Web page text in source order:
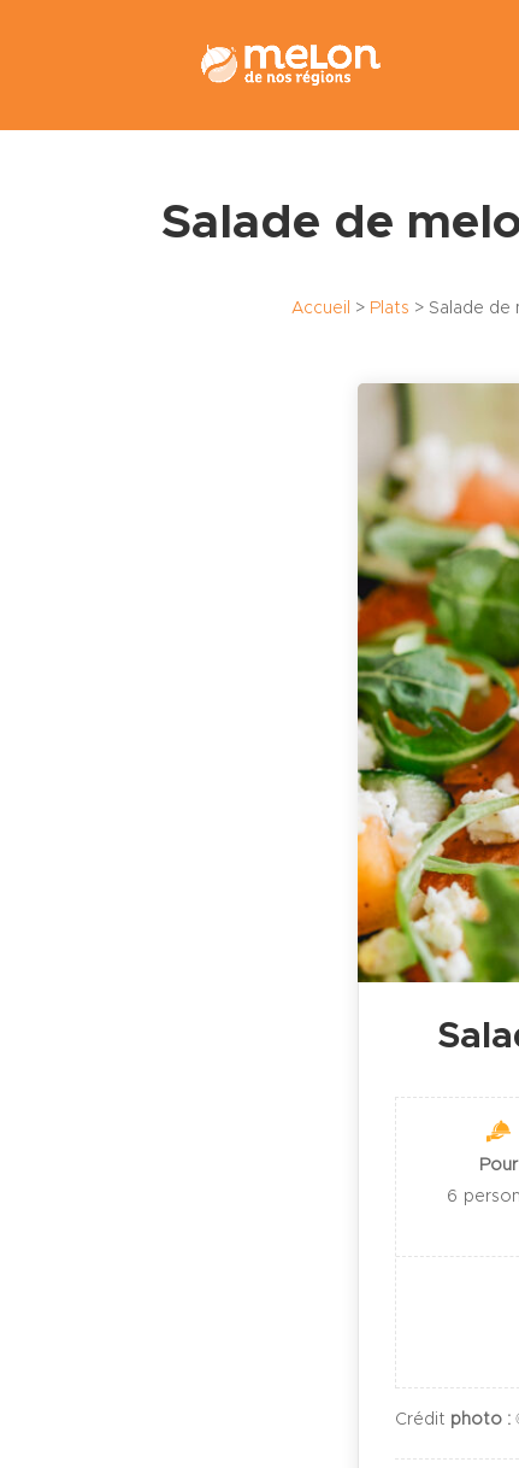
Salade de
Accueil > Plats > Salade de
Pour
6
Crédit photo :